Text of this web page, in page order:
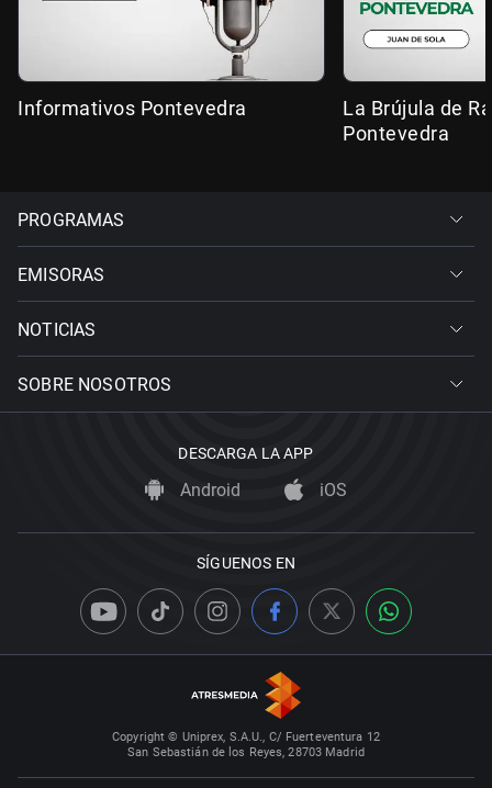
Informativos Pontevedra
La Brújula de
Pontevedra
PROGRAMAS
EMISORAS
NOTICIAS
SOBRE NOSOTROS
DESCARGA LA APP
Android iOS
SÍGUENOS EN
Copyright © Uniprex, S.A.U., C/ Fuerteventura 12
San Sebastián de los Reyes, 28703 Madrid